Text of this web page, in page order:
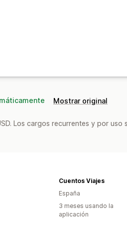
Mostrar original
Los cargos recurrentes y por uso
Cuentos Viajes
España
3 meses usando la
aplicación